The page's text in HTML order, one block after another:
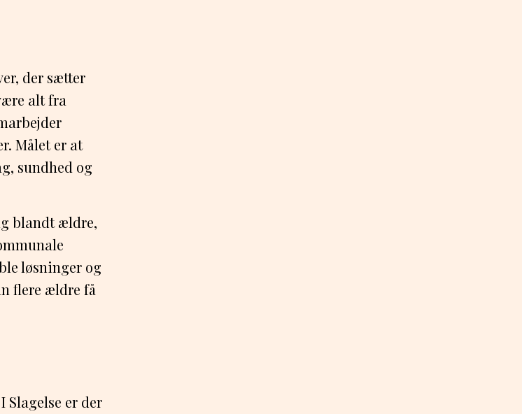
der sætter
alt fra
Målet er at
sundhed og
blandt ældre,
løsninger og
flere ældre få
Slagelse er der